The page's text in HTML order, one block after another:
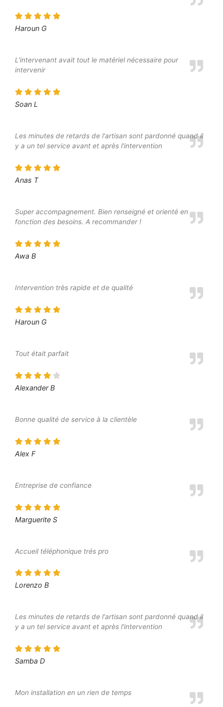
Haroun G
L'intervenant avait tout le matériel nécessaire pour
intervenir
Soan L
Les minutes de retards de l'artisan sont pardonné quand il
y a un tel service avant et après l'intervention
Anas T
Super accompagnement. Bien renseigné et orienté en
fonction des besoins. A recommander !
Awa B
Intervention très rapide et de qualité
Haroun G
Tout était parfait
Alexander B
Bonne qualité de service à la clientèle
Alex F
Entreprise de confiance
Marguerite S
Accueil téléphonique trés pro
Lorenzo B
Les minutes de retards de l'artisan sont pardonné quand il
y a un tel service avant et après l'intervention
Samba D
Mon installation en un rien de temps